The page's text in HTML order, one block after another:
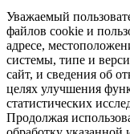
Уважаемый
файлов cookie и
адресе,
системы, типе и
сайт, и сведения об
целях улучшения
статистических
Продолжая